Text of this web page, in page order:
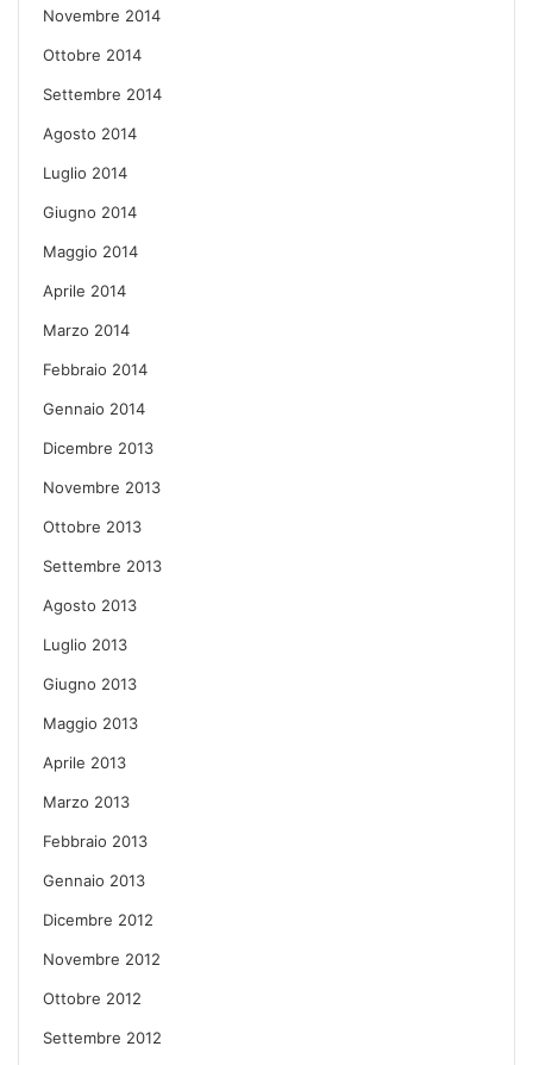
Novembre 2014
Ottobre 2014
Settembre 2014
Agosto 2014
Luglio 2014
Giugno 2014
Maggio 2014
Aprile 2014
Marzo 2014
Febbraio 2014
Gennaio 2014
Dicembre 2013
Novembre 2013
Ottobre 2013
Settembre 2013
Agosto 2013
Luglio 2013
Giugno 2013
Maggio 2013
Aprile 2013
Marzo 2013
Febbraio 2013
Gennaio 2013
Dicembre 2012
Novembre 2012
Ottobre 2012
Settembre 2012